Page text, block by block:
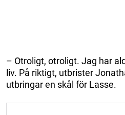
– Otroligt, otroligt. Jag har
liv. På riktigt, utbrister
utbringar en skål för Lasse.